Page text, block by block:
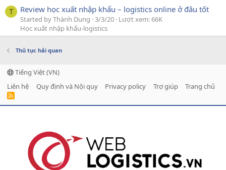
T Review học xuất nhập khẩu – logistics online ở đâu tốt
Started by Thành Dung 3/3/20 Lượt xem: 66K
Học xuất nhập khẩu-logistics
Thủ tục hải quan
Tiếng Việt (VN)
Liên hệ
Quy định và Nội quy Privacy policy Trợ giúp Trang chủ
R